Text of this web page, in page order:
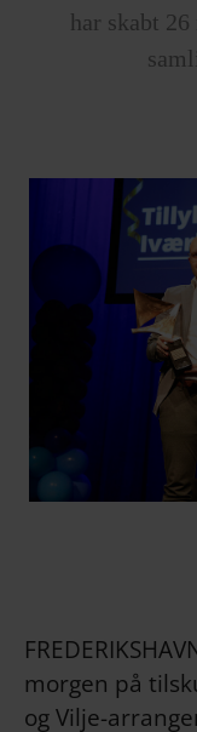
har skabt
morgen på
og Vilje-